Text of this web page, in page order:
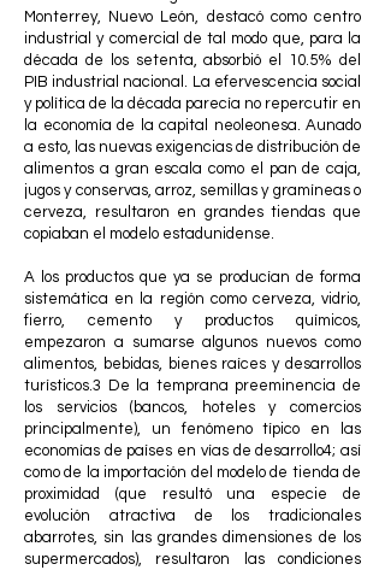
Monterrey, Nuevo León, destacó como centro
industrial y comercial de tal modo que, para la
década de los setenta, absorbió el 10.5% del
PIB industrial nacional. La efervescencia social
y política de la década parecía no repercutir en
la economía de la capital neoleonesa. Aunado
a esto, las nuevas exigencias de distribución de
alimentos a gran escala como el pan de caja,
jugos y conservas, arroz, semillas y gramíneas o
cerveza, resultaron en grandes tiendas que
copiaban el modelo estadunidense.
A los productos que ya se producían de forma
sistemática en la región como cerveza, vidrio,
fierro, cemento y productos químicos,
empezaron a sumarse algunos nuevos como
alimentos, bebidas, bienes raíces y desarrollos
turísticos.3 De la temprana preeminencia de
los servicios (bancos, hoteles y comercios
principalmente), un fenómeno típico en las
economías de países en vías de desarrollo4; así
como de la importación del modelo de tienda de
proximidad (que resultó una especie de
evolución atractiva de los tradicionales
abarrotes, sin las grandes dimensiones de los
supermercados), resultaron las condiciones